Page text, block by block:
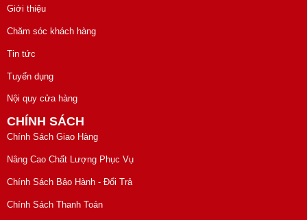
Giới thiệu
Chăm sóc khách hàng
Tin tức
Tuyển dụng
Nội quy cửa hàng
CHÍNH SÁCH
Chính Sách Giao Hàng
Nâng Cao Chất Lượng Phục Vụ
Chính Sách Bảo Hành - Đổi Trả
Chính Sách Thanh Toán